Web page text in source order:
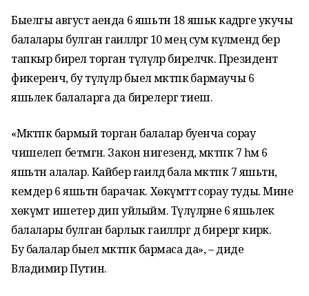
Быелгы август аенда 6 яшьтән 18 яшькә кадәрге укучы
балалары булган гаиләләргә 10 мең сум күләмендә бер
тапкыр бирелә торган түләүләр биреләчәк. Президент
фикеренчә, бу түләүләр быел мәктәпкә бармаучы 6
яшьлек балаларга да бирелергә тиеш.
«Мәктәпкә бармый торган балалар буенча сорау
чишелеп бетмәгән. Закон нигезендә, мәктәпкә 7 һәм 6
яшьтән алалар. Кайбер гаиләдә бала мәктәпкә 7 яшьтән, ә
кемдер 6 яшьтән барачак. Хөкүмәттә сорау туды. Мине
хөкүмәт ишетер дип уйлыйм. Түләүләрне 6 яшьлек
балалары булган барлык гаиләләргә дә бирергә кирәк.
Бу балалар быел мәктәпкә бармаса да», – диде
Владимир Путин.